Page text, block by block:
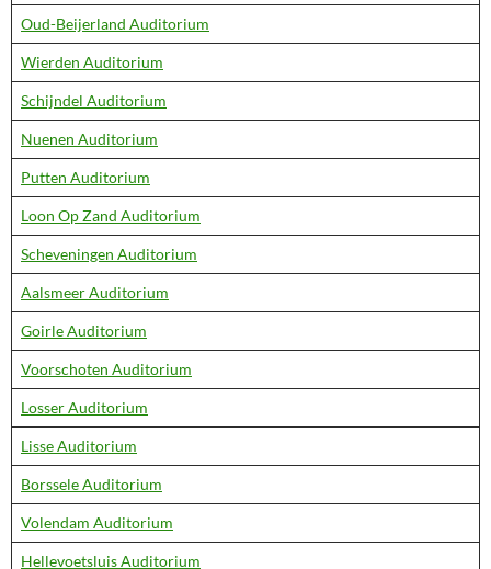
Oud-Beijerland Auditorium
Wierden Auditorium
Schijndel Auditorium
Nuenen Auditorium
Putten Auditorium
Loon Op Zand Auditorium
Scheveningen Auditorium
Aalsmeer Auditorium
Goirle Auditorium
Voorschoten Auditorium
Losser Auditorium
Lisse Auditorium
Borssele Auditorium
Volendam Auditorium
Hellevoetsluis Auditorium